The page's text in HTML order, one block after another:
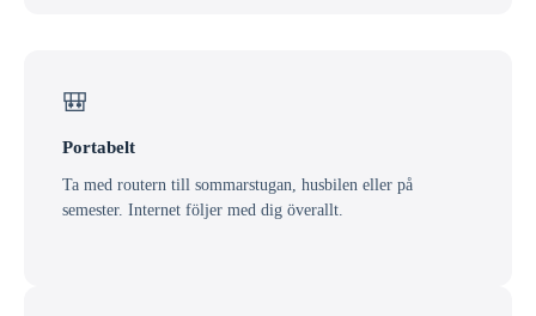
🎒
Portabelt
Ta med routern till sommarstugan, husbilen eller på
semester. Internet följer med dig överallt.